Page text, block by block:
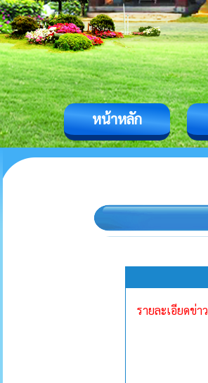
หน้าหลัก
รายละเอียดข่าว